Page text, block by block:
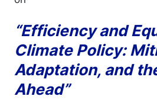
“Efficiency and
Climate Policy:
Adaptation, and
Ahead”